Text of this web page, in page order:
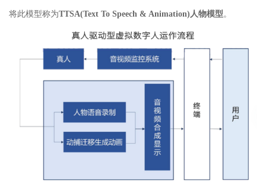
将此模型称为TTSA(Text To Speech & Animation)人物模型。